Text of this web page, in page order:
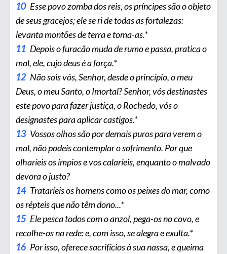
10 Esse povo zomba dos reis, os príncipes são o objeto
de seus gracejos; ele se ri de todas as fortalezas:
levanta montões de terra e toma-as.*
11 Depois o furacão muda de rumo e passa, pratica o
mal, ele, cujo deus é a força.*
12 Não sois vós, Senhor, desde o princípio, o meu
Deus, o meu Santo, o Imortal? Senhor, vós destinastes
este povo para fazer justiça, o Rochedo, vós o
designastes para aplicar castigos.*
13 Vossos olhos são por demais puros para verem o
mal, não podeis contemplar o sofrimento. Por que
olharíeis os ímpios e vos calaríeis, enquanto o malvado
devora o justo?
14 Trataríeis os homens como os peixes do mar, como
os répteis que não têm dono...*
15 Ele pesca todos com o anzol, pega-os no covo, e
recolhe-os na rede: e, com isso, se alegra e exulta.*
16 Por isso, oferece sacrifícios à sua nassa, e queima